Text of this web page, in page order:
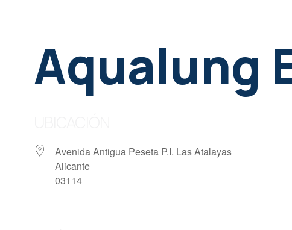
Aqualung
Avenida Antigua Peseta P.I. Las Atalayas
Alicante
03114